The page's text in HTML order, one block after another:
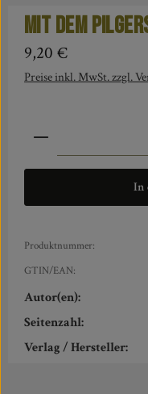
Mit dem
Regulärer Preis:
9,20 €
Preise inkl. MwSt. zzgl.
Produkt Anzahl:
In
Produktnummer:
GTIN/EAN:
Autor(en):
Seitenzahl:
Verlag / Hersteller: